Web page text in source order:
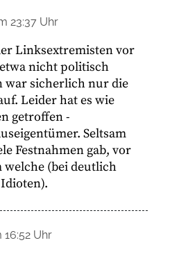
23:37 Uhr
Linksextremisten vor
nicht politisch
war sicherlich nur die
Leider hat es wie
getroffen -
Seltsam
Festnahmen gab, vor
welche (bei deutlich
16:52 Uhr